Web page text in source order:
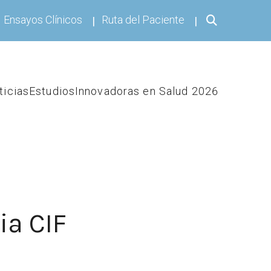
Ensayos Clínicos Ruta del Paciente
EstudiosInnovadoras en Salud 2026
CIF